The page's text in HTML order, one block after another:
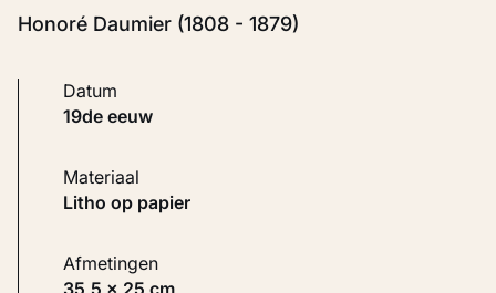
Honoré Daumier (1808 - 1879)
Datum
19de eeuw
Materiaal
Litho op papier
Afmetingen